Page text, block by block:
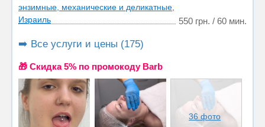
энзимные, механические и деликатные,
Израиль
550 грн. / 60 мин.
➡️ Все услуги и цены (175)
🎁 Cкидка 5% по промокоду Barb
36 фото